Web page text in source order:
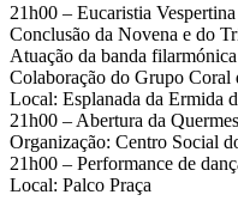
21h00 – Eucaristia
Conclusão da Novena e do
Atuação da banda
Colaboração do Grupo Coral
Local: Esplanada da Ermida
21h00 – Abertura da
Organização: Centro Social
21h00 – Performance de
Local: Palco Praça